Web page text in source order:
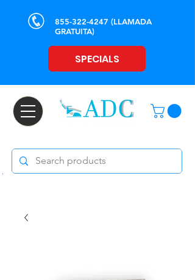
855-322-4247 (LLAMADA
GRATUITA)
SPECIALS